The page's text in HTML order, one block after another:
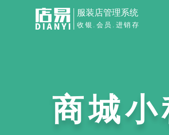
服装店管理系统
收银.会员.进销存
商城小